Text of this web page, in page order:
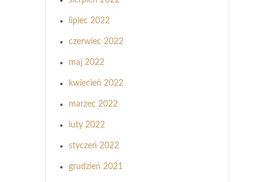
lipiec 2022
czerwiec 2022
maj 2022
kwiecień 2022
marzec 2022
luty 2022
styczeń 2022
grudzień 2021